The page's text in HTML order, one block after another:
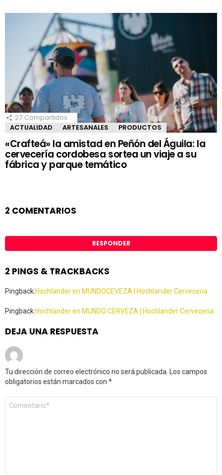
27 Compartidos
ACTUALIDAD
ARTESANALES PRODUCTOS
«Crafteá» la amistad en Peñón del Águila: la
cervecería cordobesa sortea un viaje a su
fábrica y parque temático
2 COMENTARIOS
RESPONDER
2 PINGS & TRACKBACKS
Pingback:Hochländer en MUNDOCEVEZA | Hochlander Cerveceria
Pingback:Hochländer en MUNDO CERVEZA | Hochlander Cerveceria
DEJA UNA RESPUESTA
Tu dirección de correo electrónico no será publicada. Los campos
obligatorios están marcados con *
Comentario